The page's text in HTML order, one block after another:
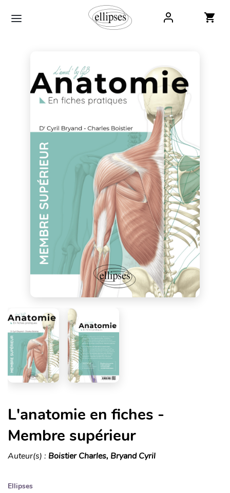
L'anatomie en fiches -
Membre supérieur
Auteur(s) : Boistier Charles, Bryand Cyril
Ellipses